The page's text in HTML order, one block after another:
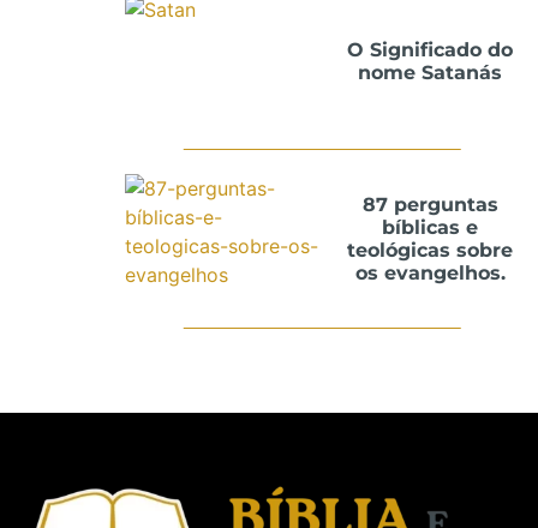
O Significado do
nome Satanás
87 perguntas
bíblicas e
teológicas sobre
os evangelhos.